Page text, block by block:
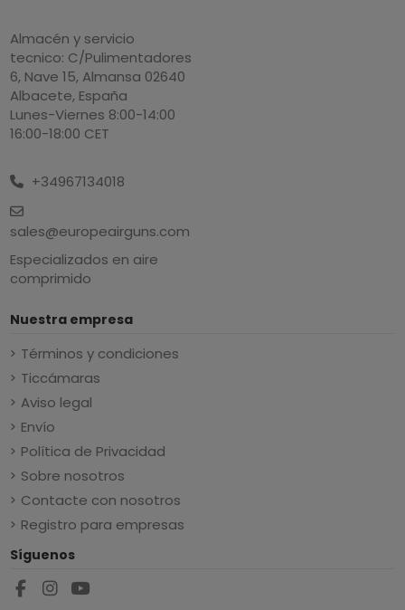
Almacén y servicio
tecnico: C/Pulimentadores
6, Nave 15, Almansa 02640
Albacete, España
Lunes-Viernes 8:00-14:00
16:00-18:00 CET
+34967134018
sales@europeairguns.com
Especializados en aire
comprimido
Nuestra empresa
Términos y condiciones
Ticcámaras
Aviso legal
Envío
Política de Privacidad
Sobre nosotros
Contacte con nosotros
Registro para empresas
Síguenos